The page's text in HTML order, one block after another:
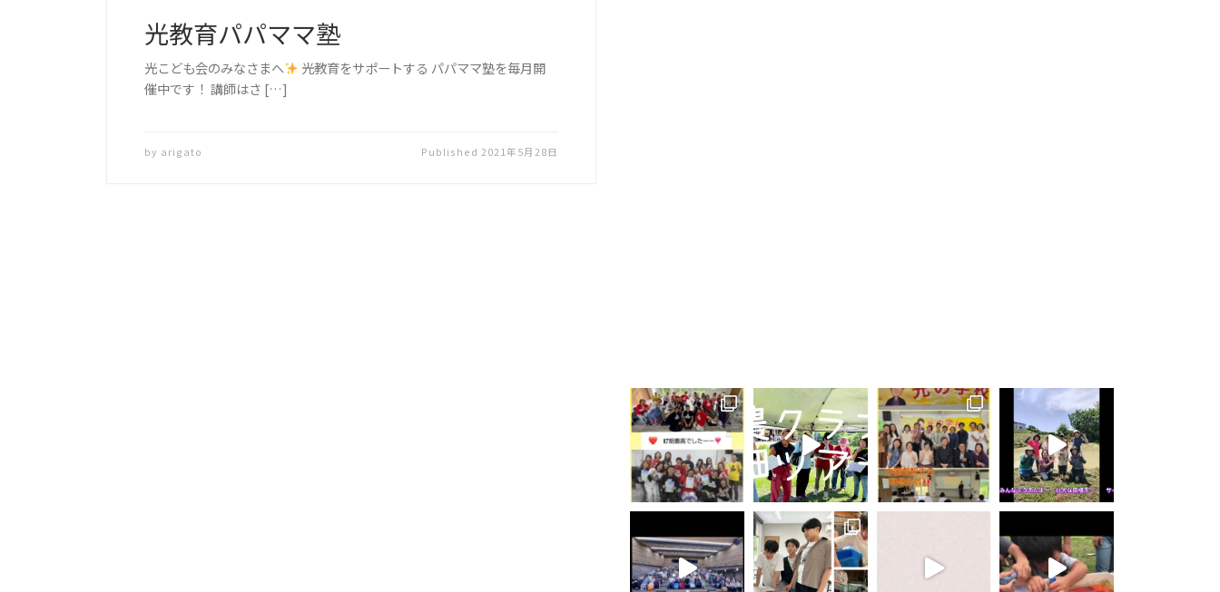
光教育パパママ塾
光こども会のみなさまへ
光教育をサポートする パパママ塾を毎月開
催中です！ 講師はさ […]
by arigato Published 2021年5月28日